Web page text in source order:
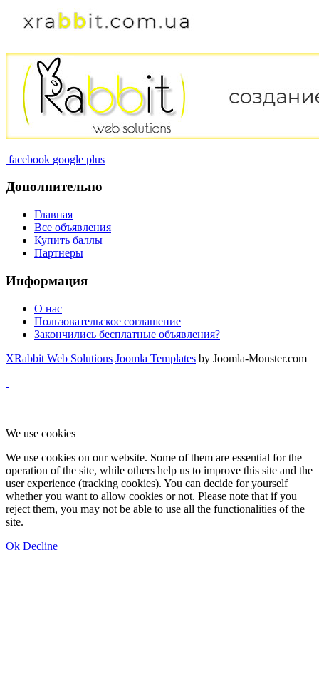
facebook google plus
Дополнительно
Главная
Все объявления
Купить баллы
Партнеры
Информация
О нас
Пользовательское соглашение
Закончились бесплатные объявления?
XRabbit Web Solutions Joomla Templates by Joomla-Monster.com
We use cookies
We use cookies on our website. Some of them are essential for the
operation of the site, while others help us to improve this site and the
user experience (tracking cookies). You can decide for yourself
whether you want to allow cookies or not. Please note that if you
reject them, you may not be able to use all the functionalities of the
site.
Ok Decline